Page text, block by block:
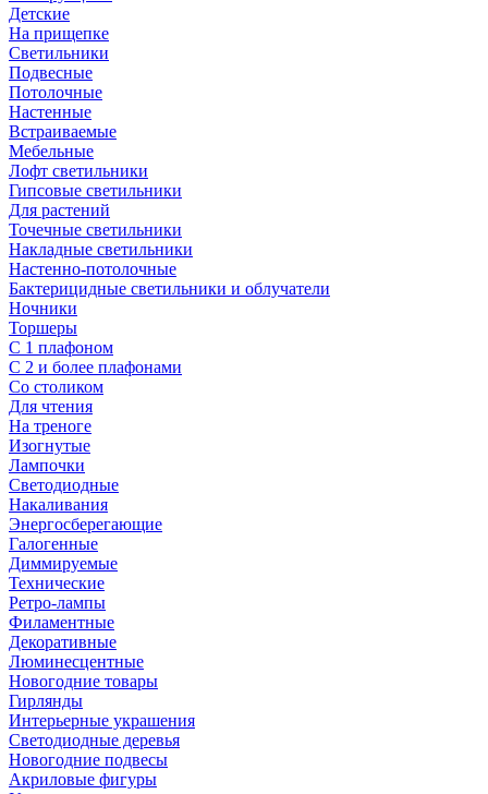
Детские
На прищепке
Светильники
Подвесные
Потолочные
Настенные
Встраиваемые
Мебельные
Лофт светильники
Гипсовые светильники
Для растений
Точечные светильники
Накладные светильники
Настенно-потолочные
Бактерицидные светильники и облучатели
Ночники
Торшеры
С 1 плафоном
С 2 и более плафонами
Со столиком
Для чтения
На треноге
Изогнутые
Лампочки
Светодиодные
Накаливания
Энергосберегающие
Галогенные
Диммируемые
Технические
Ретро-лампы
Филаментные
Декоративные
Люминесцентные
Новогодние товары
Гирлянды
Интерьерные украшения
Светодиодные деревья
Новогодние подвесы
Акриловые фигуры